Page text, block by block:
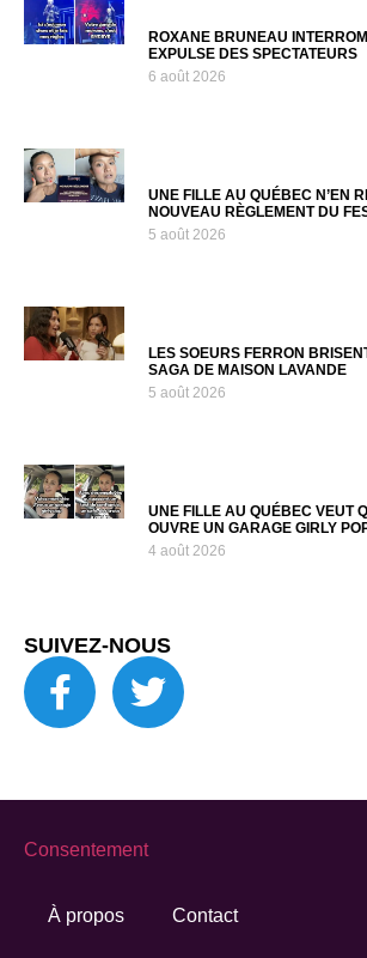
ROXANE BRUNEAU
EXPULSE DES SPECTATEURS
6 août 2026
UNE FILLE AU QUÉBEC N’EN
NOUVEAU RÈGLEMENT DU
5 août 2026
LES SOEURS FERRON
SAGA DE MAISON LAVANDE
5 août 2026
UNE FILLE AU QUÉBEC VEUT
OUVRE UN GARAGE GIRLY
4 août 2026
SUIVEZ-NOUS
À propos Contact
Consentement